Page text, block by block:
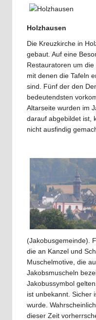
Holzhausen
Die Kreuzkirche in
gebaut. Auf eine
Restauratoren um
mit denen die Tafeln
sind. Fünf der den
bedeutendsten
Altarseite wurden im
darauf abgebildet ist,
nicht ausfindig
(Jakobusgemeinde).
die an Kanzel und
Muschelmotive, die
Jakobsmuscheln
Jakobussymbol
ist unbekannt. Sicher
wurde.
dieser Zeit